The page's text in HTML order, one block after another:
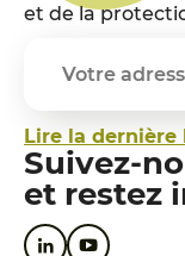
et de la
Lire la dernière
Suivez-
et restez